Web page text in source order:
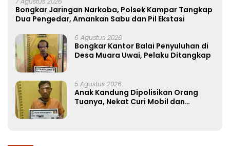
Bongkar Jaringan Narkoba, Polsek Kampar Tangkap
Dua Pengedar, Amankan Sabu dan Pil Ekstasi
6 Agustus 2026
Bongkar Kantor Balai Penyuluhan di
Desa Muara Uwai, Pelaku Ditangkap
5 Agustus 2026
Anak Kandung Dipolisikan Orang
Tuanya, Nekat Curi Mobil dan